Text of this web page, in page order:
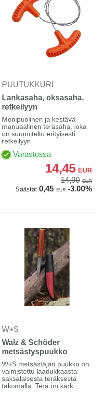
PUUTUKKURI
Lankasaha, oksasaha,
retkeilyyn
Monipuolinen ja kestävä
manuaalinen teräsaha, joka
on suunniteltu erityisesti
retkeilyyn
Varastossa
14,45 EUR
14,90 EUR
Säästät0,45 EUR -3.00%
W+S
Walz & Schöder
metsästyspuukko
W+S metsästäjän puukko on
valmistettu laadukkaasta
saksalaisesta teräksestä
takomalla. Terä on kark...